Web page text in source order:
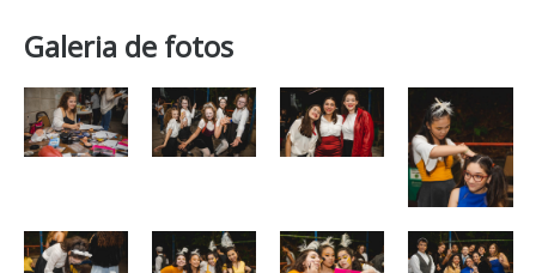
Galeria de fotos